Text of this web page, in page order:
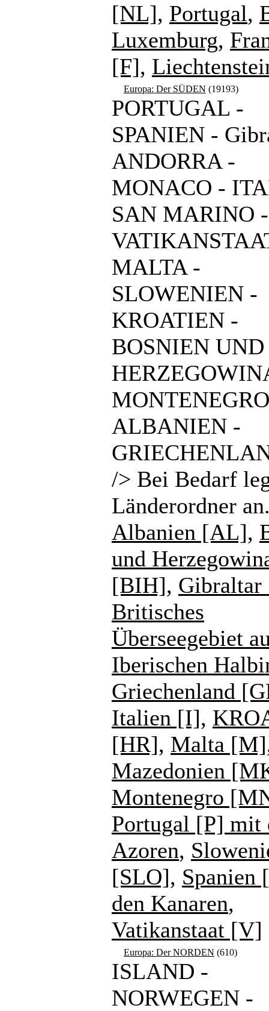
[NL], Portugal,
Luxemburg,
[F],
Europa: Der SÜDEN (19193)
PORTUGAL -
SPANIEN -
ANDORRA -
MONACO -
SAN MARINO -
MALTA -
SLOWENIEN -
KROATIEN -
BOSNIEN UND
ALBANIEN -
/> Bei Bedarf
Länderordner
Albanien [AL],
und
[BIH], Gibraltar
Britisches
Überseegebiet
Iberischen
Griechenland
Italien [I],
[HR], Malta [M]
Mazedonien
Montenegro
Portugal [P] mit
Azoren,
[SLO], Spanien
den Kanaren,
Vatikanstaat [V]
Europa: Der NORDEN (610)
ISLAND -
NORWEGEN -